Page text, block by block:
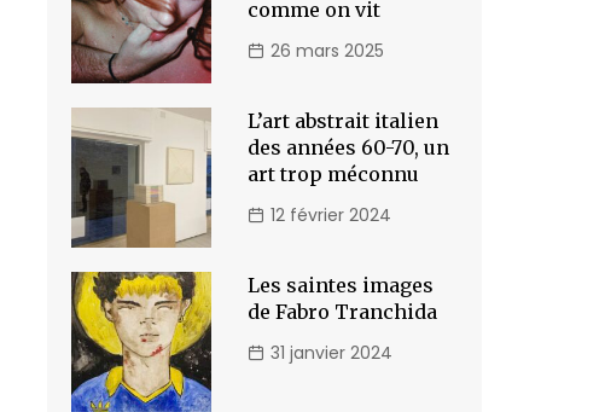
comme on vit
26 mars 2025
L’art abstrait italien
des années 60-70, un
art trop méconnu
12 février 2024
Les saintes images
de Fabro Tranchida
31 janvier 2024